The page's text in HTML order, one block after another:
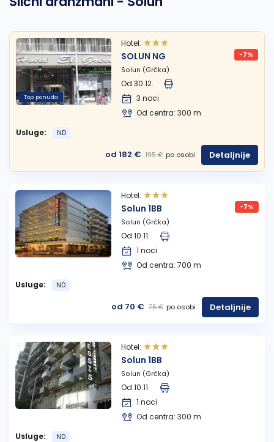
Top ponuda
Hotel:
SOLUN NG -7%
Solun (Grčka)
Od 30.12.
3 noci
Od centra: 300 m
Usluge:
ND
od 182 € 195 € po osobi Detaljnije
Hotel:
Solun 1BB -7%
Solun (Grčka)
Od 10.11.
1 noci
Od centra: 700 m
Usluge:
ND
od 70 € 75 € po osobi Detaljnije
Hotel:
Solun 1BB
Solun (Grčka)
Od 10.11.
1 noci
Od centra: 300 m
Usluge:
ND